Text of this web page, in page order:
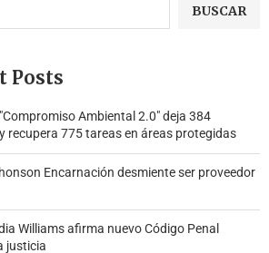
BUSCAR
Posts
Ambiental 2.0″ deja 384
recupera 775 tareas en áreas protegidas
Encarnación desmiente ser proveedor
Williams afirma nuevo Código Penal
justicia